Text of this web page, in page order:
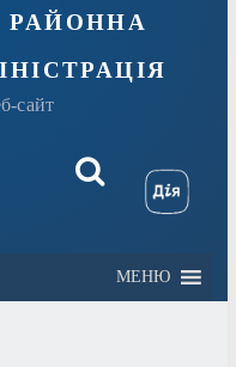
районна
сайт
МЕНЮ